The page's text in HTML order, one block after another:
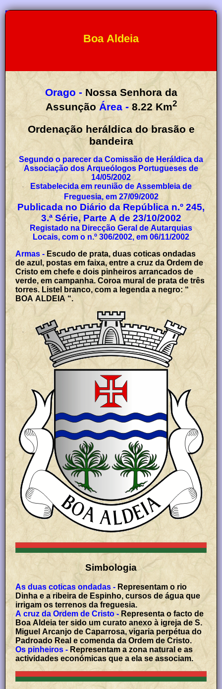
Boa Aldeia
Orago - Nossa Senhora da
Assunção Área - 8.22 Km2
Ordenação heráldica do brasão e
bandeira
Segundo o parecer da Comissão de Heráldica da
Associação dos Arqueólogos Portugueses de
14/05/2002
Estabelecida em reunião de Assembleia de
Freguesia, em 27/09/2002
Publicada no Diário da República n.º 245,
3.ª Série, Parte A de 23/10/2002
Registado na Direcção Geral de Autarquias
Locais, com o n.º 306/2002, em 06/11/2002
Armas - Escudo de prata, duas coticas ondadas
de azul, postas em faixa, entre a cruz da Ordem de
Cristo em chefe e dois pinheiros arrancados de
verde, em campanha. Coroa mural de prata de três
torres. Listel branco, com a legenda a negro: “
BOA ALDEIA “.
Simbologia
As duas coticas ondadas - Representam o rio
Dinha e a ribeira de Espinho, cursos de água que
irrigam os terrenos da freguesia.
A cruz da Ordem de Cristo - Representa o facto de
Boa Aldeia ter sido um curato anexo à igreja de S.
Miguel Arcanjo de Caparrosa, vigaria perpétua do
Padroado Real e comenda da Ordem de Cristo.
Os pinheiros - Representam a zona natural e as
actividades económicas que a ela se associam.